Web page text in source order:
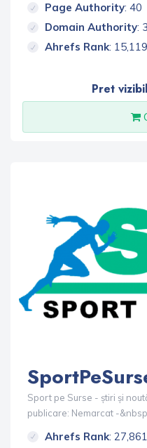
Page Authority: 40
Domain Authority:
Ahrefs Rank:
Pret
Sport pe Surse - știri și
publicare: Nemarcat -
Ahrefs Rank: